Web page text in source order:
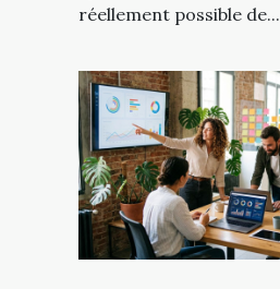
réellement possible de...